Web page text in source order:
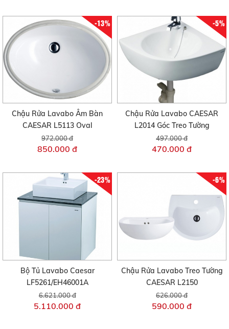
-13%
Chậu Rửa Lavabo Âm Bàn
CAESAR L5113 Oval
972.000 đ
850.000 đ
-5%
Chậu Rửa Lavabo CAESAR
L2014 Góc Treo Tường
497.000 đ
470.000 đ
-23%
Bộ Tủ Lavabo Caesar
LF5261/EH46001A
6.621.000 đ
5.110.000 đ
-6%
Chậu Rửa Lavabo Treo Tường
CAESAR L2150
626.000 đ
590.000 đ